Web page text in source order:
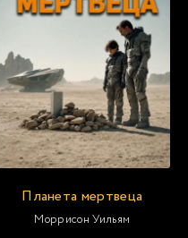
Планета мертвеца
Моррисон Уильям